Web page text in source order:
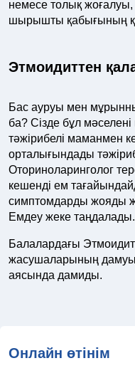
немесе толық жоғалуы,
шырышты қабығының
Этмоидиттен
Бас ауруы мен
ба? Сізде бұл
тәжірибелі маманмен
орталығындады
Оториноларинголог
кешенді ем
симптомдарды жояды
Емдеу жеке таңдалады.
Балалардағы
жасушаларының
аясында дамиды.
Онлайн өтінім